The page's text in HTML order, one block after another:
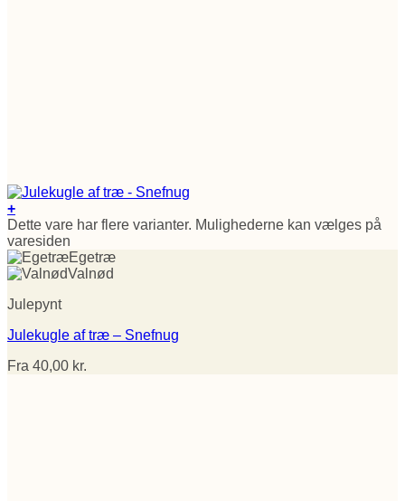
+
Dette vare har flere varianter. Mulighederne kan vælges på
varesiden
Egetræ
Valnød
Julepynt
Julekugle af træ – Snefnug
Fra 40,00 kr.